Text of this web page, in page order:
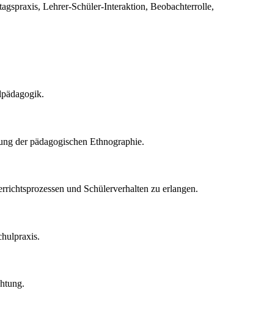
Lehrer-Schüler-Interaktion, Beobachterrolle,
der pädagogischen Ethnographie.
und Schülerverhalten zu erlangen.